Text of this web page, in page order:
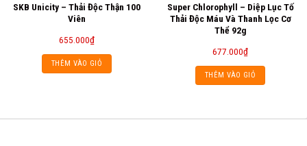
SKB Unicity – Thải Độc Thận 100
Viên
655.000₫
THÊM VÀO GIỎ
Super Chlorophyll – Diệp Lục Tố
Thải Độc Máu Và Thanh Lọc Cơ
Thể 92g
677.000₫
THÊM VÀO GIỎ